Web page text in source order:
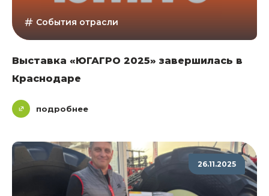
События отрасли
Выставка «ЮГАГРО 2025» завершилась в
Краснодаре
подробнее
26.11.2025